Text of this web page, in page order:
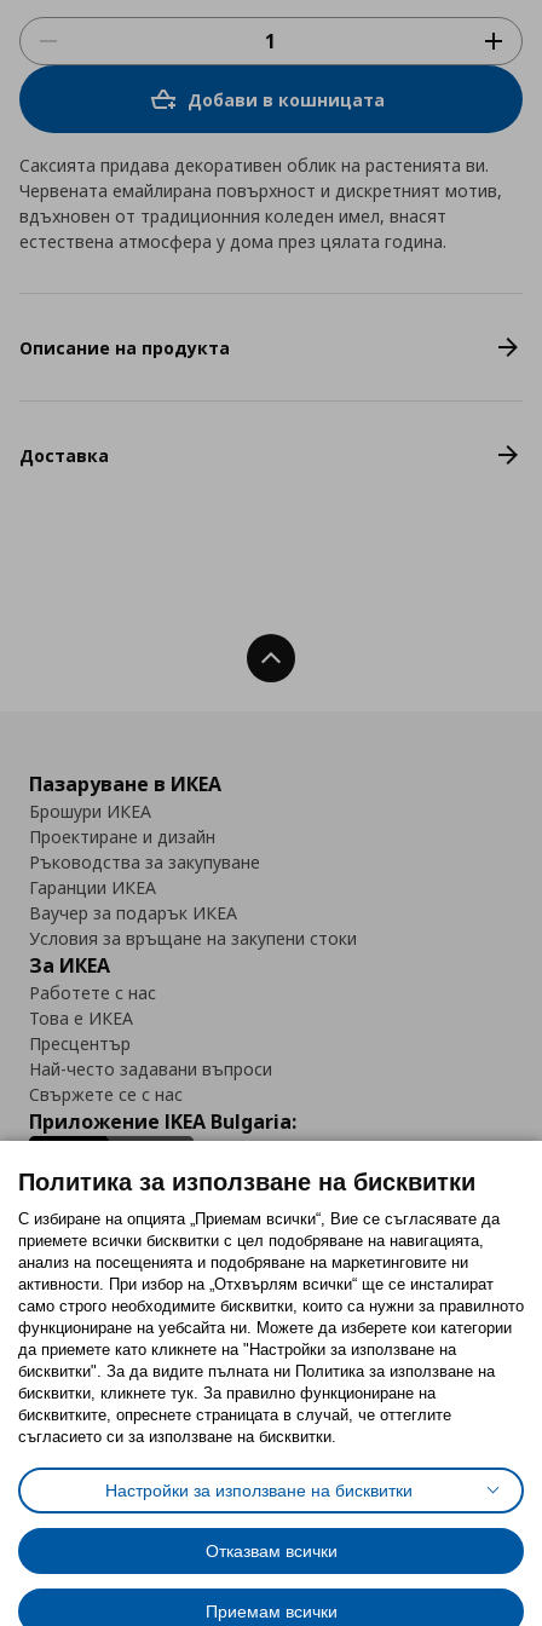
Добави в кошницата
Саксията придава декоративен облик на растенията ви.
Червената емайлирана повърхност и дискретният мотив,
вдъхновен от традиционния коледен имел, внасят
естествена атмосфера у дома през цялата година.
Описание на продукта
Доставка
Нагоре
Пазаруване в ИКЕА
Брошури ИКЕА
Проектиране и дизайн
Ръководства за закупуване
Гаранции ИКЕА
Ваучер за подарък ИКЕА
Условия за връщане на закупени стоки
За ИКЕА
Работете с нас
Това е ИКЕА
Пресцентър
Най-често задавани въпроси
Свържете се с нас
Приложение IKEA Bulgaria:
Последвайте ни:
FacebookTwitterYoutubePinterestInstagram
Политика за използване на бисквитки (Cookies)
Избор на настройки за използване на бисквитки
Условия за ползване на ikea.bgОбща политика за личните данни
Политика за защита на личните данни на ikea.bg
Общи условия на програма IKEA Family
Политика за защита на лични данни на програма IKEA Family
Политика за използване на бисквитки
С избиране на опцията „Приемам всички“, Вие се съгласявате да
приемете всички бисквитки с цел подобряване на навигацията,
анализ на посещенията и подобряване на маркетинговите ни
активности. При избор на „Отхвърлям всички“ ще се инсталират
само строго необходимитe бисквитки, които са нужни за правилното
функциониране на уебсайта ни. Можете да изберете кои категории
да приемете като кликнете на "Настройки за използване на
бисквитки". За да видите пълната ни Политика за използване на
бисквитки, кликнете тук. За правилно функциониране на
бисквитките, опреснете страницата в случай, че оттеглите
съгласието си за използване на бисквитки.
Настройки за използване на бисквитки
Отказвам всички
Приемам всички